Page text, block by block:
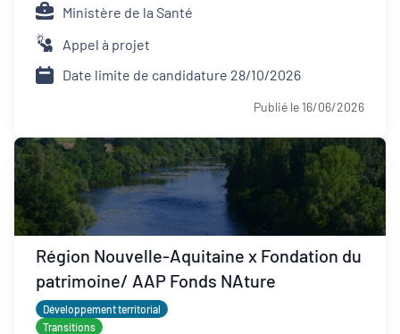
Ministère de la Santé
Appel à projet
Date limite de candidature 28/10/2026
Publié le 16/06/2026
Région Nouvelle-Aquitaine x Fondation du
patrimoine/ AAP Fonds NAture
Développement territorial
Transitions